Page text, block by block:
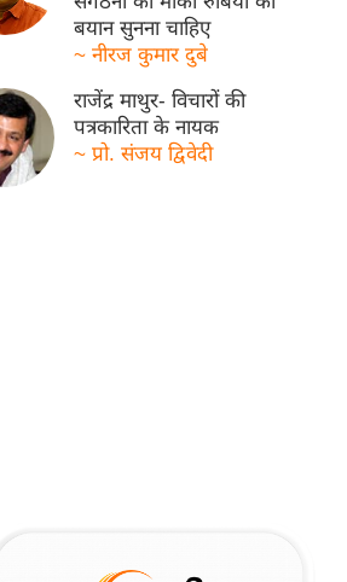
बयान सुनना चाहिए
~ नीरज कुमार दुबे
राजेंद्र माथुर- विचारों की
पत्रकारिता के नायक
~ प्रो. संजय द्विवेदी